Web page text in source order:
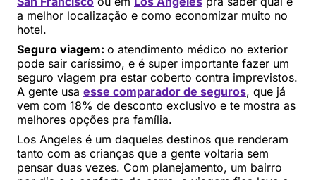
a melhor localização e como economizar muito no
hotel.
Seguro viagem: o atendimento médico no exterior
pode sair caríssimo, e é super importante fazer um
seguro viagem pra estar coberto contra imprevistos.
A gente usa esse comparador de seguros, que já
vem com 18% de desconto exclusivo e te mostra as
melhores opções pra família.
Los Angeles é um daqueles destinos que renderam
tanto com as crianças que a gente voltaria sem
pensar duas vezes. Com planejamento, um bairro